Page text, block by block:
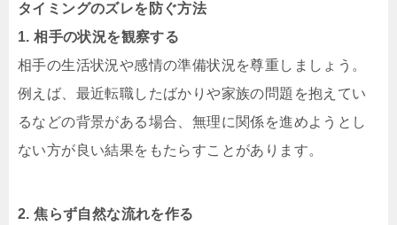
タイミングのズレを防ぐ方法
1. 相手の状況を観察する
相手の生活状況や感情の準備状況を尊重しましょう。
例えば、最近転職したばかりや家族の問題を抱えてい
るなどの背景がある場合、無理に関係を進めようとし
ない方が良い結果をもたらすことがあります。
2. 焦らず自然な流れを作る